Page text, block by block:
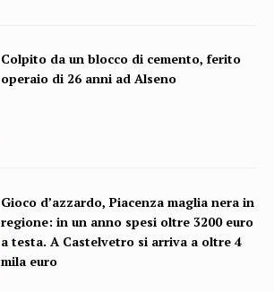
Colpito da un blocco di cemento, ferito
operaio di 26 anni ad Alseno
Gioco d’azzardo, Piacenza maglia nera in
regione: in un anno spesi oltre 3200 euro
a testa. A Castelvetro si arriva a oltre 4
mila euro